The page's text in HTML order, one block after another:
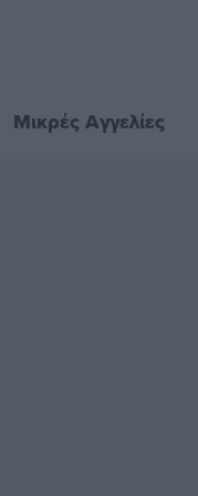
Μικρές Αγγελίες